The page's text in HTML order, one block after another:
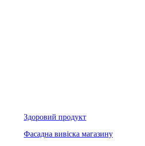
Здоровий продукт
Фасадна вивіска магазину